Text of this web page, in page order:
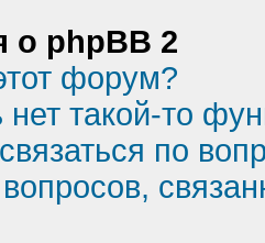
о phpBB 2
форум?
такой-то
по